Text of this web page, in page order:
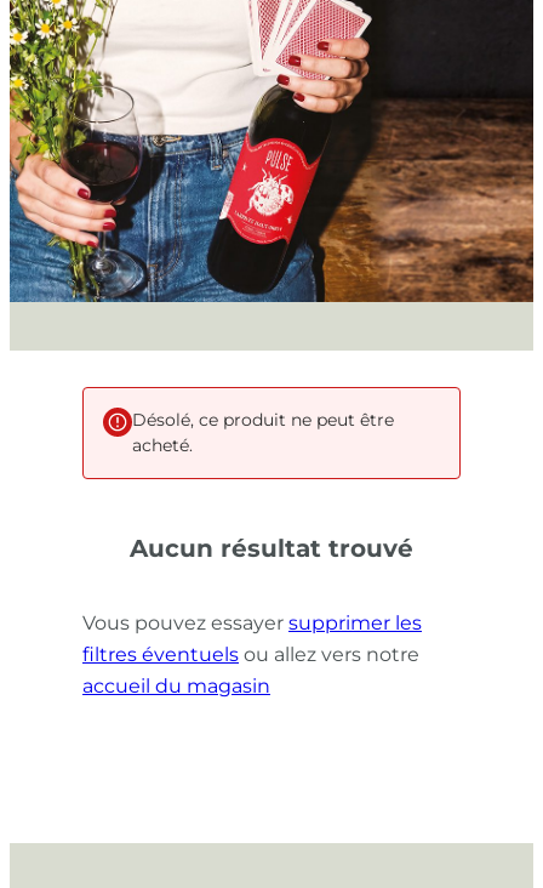
Désolé, ce produit ne peut être
acheté.
Aucun résultat trouvé
Vous pouvez essayer supprimer les
filtres éventuels ou allez vers notre
accueil du magasin